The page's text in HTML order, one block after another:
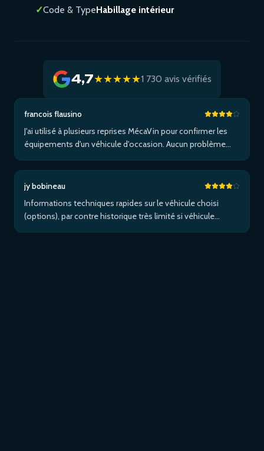
✓Code & TypeHabillage intérieur
4,7★★★★★1 730 avis vérifiés
francois flausino
J'ai utilisé à plusieurs reprises MécaVin pour confirmer les
équipements d'un véhicule d'occasion. Aucun problème
ensuite pour Jaguar XF (pas de données) puis un I-Pace via
Apple …Plus
jy bobineau
Informations techniques rapides sur le véhicule choisi
(options), par contre historique très limité si véhicule